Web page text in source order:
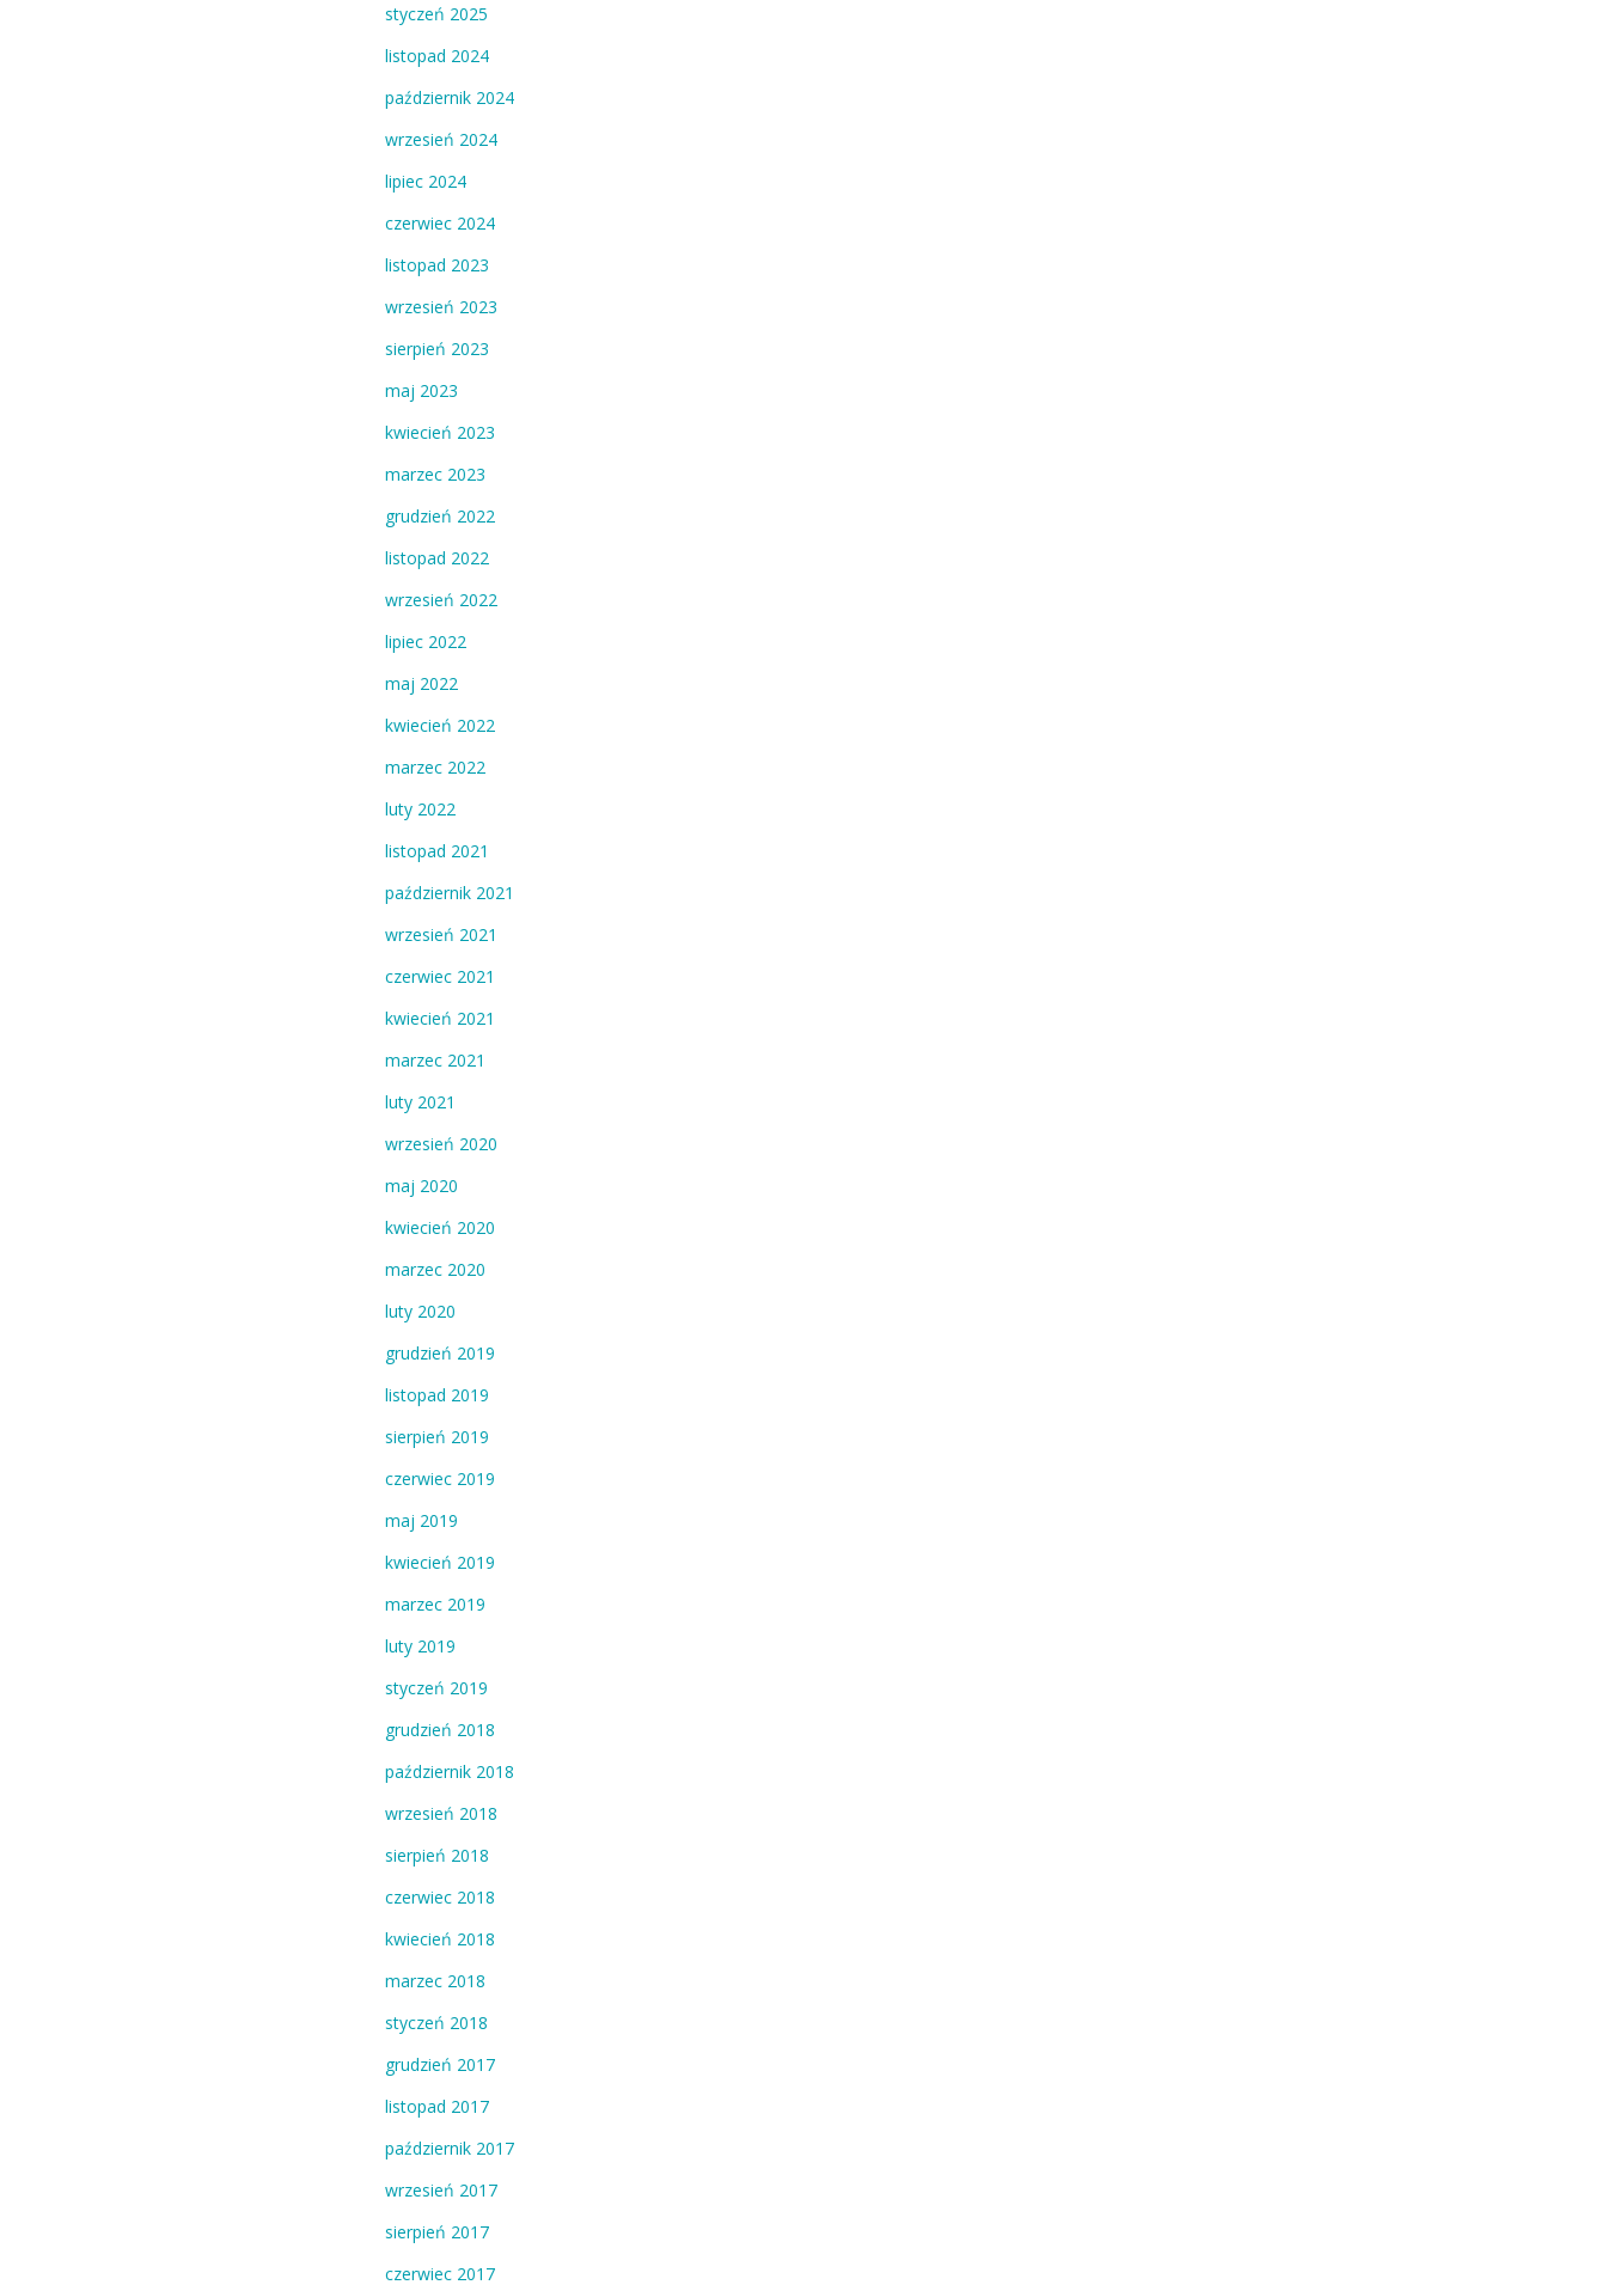
styczeń 2025
listopad 2024
październik 2024
wrzesień 2024
lipiec 2024
czerwiec 2024
listopad 2023
wrzesień 2023
sierpień 2023
maj 2023
kwiecień 2023
marzec 2023
grudzień 2022
listopad 2022
wrzesień 2022
lipiec 2022
maj 2022
kwiecień 2022
marzec 2022
luty 2022
listopad 2021
październik 2021
wrzesień 2021
czerwiec 2021
kwiecień 2021
marzec 2021
luty 2021
wrzesień 2020
maj 2020
kwiecień 2020
marzec 2020
luty 2020
grudzień 2019
listopad 2019
sierpień 2019
czerwiec 2019
maj 2019
kwiecień 2019
marzec 2019
luty 2019
styczeń 2019
grudzień 2018
październik 2018
wrzesień 2018
sierpień 2018
czerwiec 2018
kwiecień 2018
marzec 2018
styczeń 2018
grudzień 2017
listopad 2017
październik 2017
wrzesień 2017
sierpień 2017
czerwiec 2017